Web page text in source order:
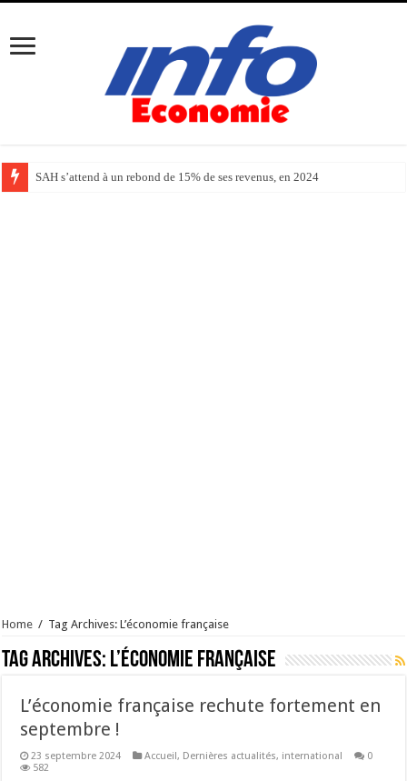
SAH s’attend à un rebond de 15% de ses revenus, en 2024
Home / Tag Archives: L’économie française
Tag Archives: L’économie française
L’économie française rechute fortement en
septembre !
23 septembre 2024 Accueil, Dernières actualités, international
0
582